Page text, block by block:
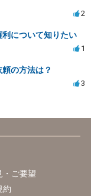
2
について知りたい
1
の方法は？
3
・ご要望
約